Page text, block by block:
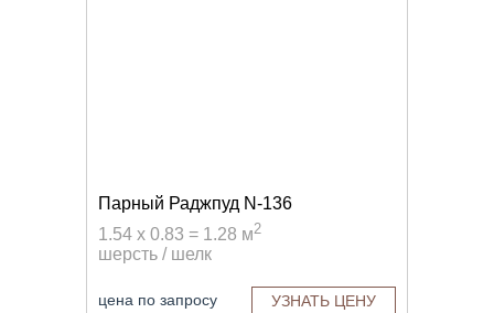
Парный Раджпуд N-136
1.54 x 0.83 = 1.28 м2
шерсть / шелк
цена по запросу УЗНАТЬ ЦЕНУ